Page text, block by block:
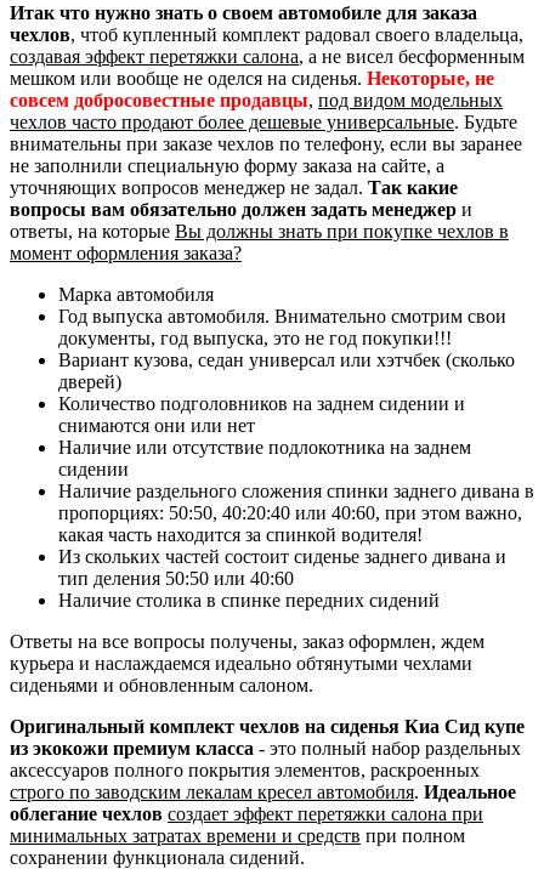
Итак что нужно знать о своем автомобиле для заказа
чехлов, чтоб купленный комплект радовал своего владельца,
создавая эффект перетяжки салона, а не висел бесформенным
мешком или вообще не оделся на сиденья. Некоторые, не
совсем добросовестные продавцы, под видом модельных
чехлов часто продают более дешевые универсальные. Будьте
внимательны при заказе чехлов по телефону, если вы заранее
не заполнили специальную форму заказа на сайте, а
уточняющих вопросов менеджер не задал. Так какие
вопросы вам обязательно должен задать менеджер и
ответы, на которые Вы должны знать при покупке чехлов в
момент оформления заказа?
Марка автомобиля
Год выпуска автомобиля. Внимательно смотрим свои
документы, год выпуска, это не год покупки!!!
Вариант кузова, седан универсал или хэтчбек (сколько
дверей)
Количество подголовников на заднем сидении и
снимаются они или нет
Наличие или отсутствие подлокотника на заднем
сидении
Наличие раздельного сложения спинки заднего дивана в
пропорциях: 50:50, 40:20:40 или 40:60, при этом важно,
какая часть находится за спинкой водителя!
Из скольких частей состоит сиденье заднего дивана и
тип деления 50:50 или 40:60
Наличие столика в спинке передних сидений
Ответы на все вопросы получены, заказ оформлен, ждем
курьера и наслаждаемся идеально обтянутыми чехлами
сиденьями и обновленным салоном.
Оригинальный комплект чехлов на сиденья Киа Сид купе
из экокожи премиум класса - это полный набор раздельных
аксессуаров полного покрытия элементов, раскроенных
строго по заводским лекалам кресел автомобиля. Идеальное
облегание чехлов создает эффект перетяжки салона при
минимальных затратах времени и средств при полном
сохранении функционала сидений.